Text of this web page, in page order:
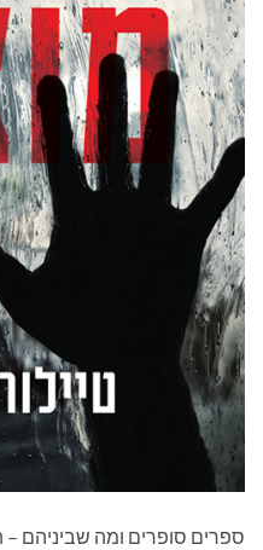
ספרים סופרים ומה שביניהם –